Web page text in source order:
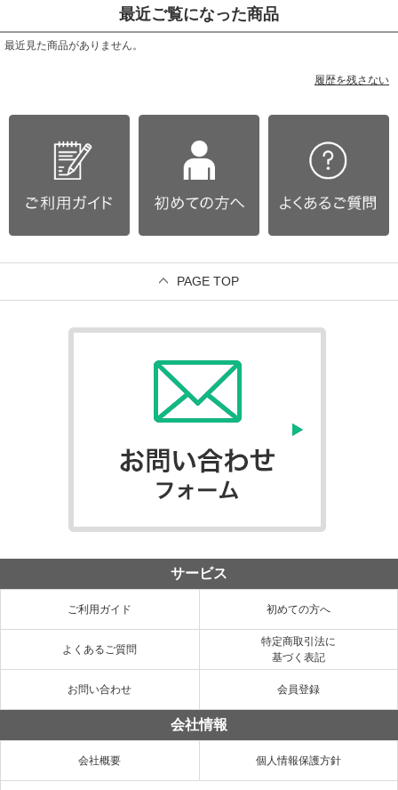
最近ご覧になった商品
最近見た商品がありません。
履歴を残さない
PAGE TOP
サービス
ご利用ガイド 初めての方へ
よくあるご質問
特定商取引法に
基づく表記
お問い合わせ 会員登録
会社情報
会社概要 個人情報保護方針